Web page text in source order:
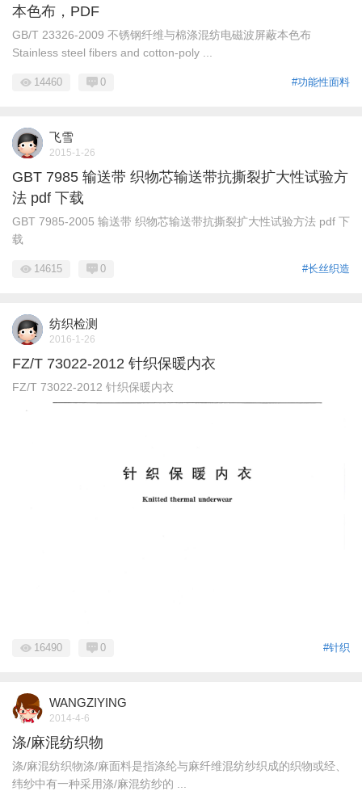
本色布，PDF
GB/T 23326-2009 不锈钢纤维与棉涤混纺电磁波屏蔽本色布
Stainless steel fibers and cotton-poly ...
#功能性面料
14460 0
飞雪
2015-1-26
GBT 7985 输送带 织物芯输送带抗撕裂扩大性试验方
法 pdf 下载
GBT 7985-2005 输送带 织物芯输送带抗撕裂扩大性试验方法 pdf 下
载
#长丝织造
14615 0
纺织检测
2016-1-26
FZ/T 73022-2012 针织保暖内衣
FZ/T 73022-2012 针织保暖内衣
#针织
16490 0
WANGZIYING
2014-4-6
涤/麻混纺织物
涤/麻混纺织物涤/麻面料是指涤纶与麻纤维混纺纱织成的织物或经、
纬纱中有一种采用涤/麻混纺纱的 ...